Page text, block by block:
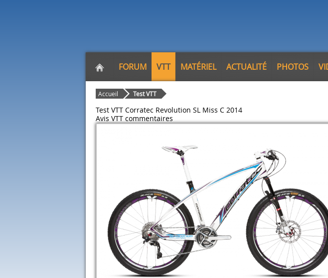
FORUM VTT MATÉRIEL ACTUALITÉ PHOTOS
Accueil Test VTT
Test VTT Corratec Revolution SL Miss C 2014
Avis VTT commentaires